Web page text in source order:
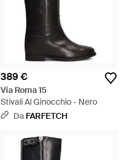
389 €
Via Roma 15
Stivali Al Ginocchio - Nero
Da FARFETCH